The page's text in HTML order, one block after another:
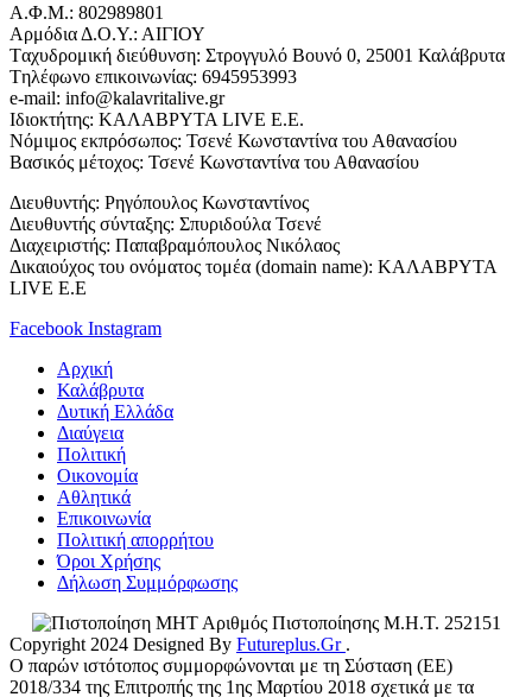
Α.Φ.Μ.: 802989801
Αρμόδια Δ.Ο.Υ.: ΑΙΓΙΟΥ
Tαχυδρομική διεύθυνση: Στρογγυλό Βουνό 0, 25001 Καλάβρυτα
Tηλέφωνο επικοινωνίας: 6945953993
e-mail: info@kalavritalive.gr
Iδιοκτήτης: ΚΑΛΑΒΡΥΤΑ LIVE E.E.
Νόμιμος εκπρόσωπος: Τσενέ Κωνσταντίνα του Αθανασίου
Βασικός μέτοχος: Τσενέ Κωνσταντίνα του Αθανασίου
Διευθυντής: Ρηγόπουλος Κωνσταντίνος
Διευθυντής σύνταξης: Σπυριδούλα Τσενέ
Διαχειριστής: Παπαβραμόπουλος Νικόλαος
Δικαιούχος του ονόματος τομέα (domain name): ΚΑΛΑΒΡΥΤΑ
LIVE E.E
Facebook Instagram
Αρχική
Καλάβρυτα
Δυτική Ελλάδα
Διαύγεια
Πολιτική
Οικονομία
Αθλητικά
Επικοινωνία
Πολιτική απορρήτου
Όροι Χρήσης
Δήλωση Συμμόρφωσης
Αριθμός Πιστοποίησης Μ.Η.Τ. 252151
Copyright 2024 Designed By Futureplus.Gr .
Ο παρών ιστότοπος συμμορφώνονται με τη Σύσταση (ΕΕ)
2018/334 της Επιτροπής της 1ης Μαρτίου 2018 σχετικά με τα